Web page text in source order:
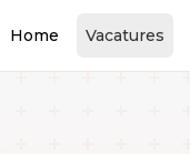
Home Vacatures